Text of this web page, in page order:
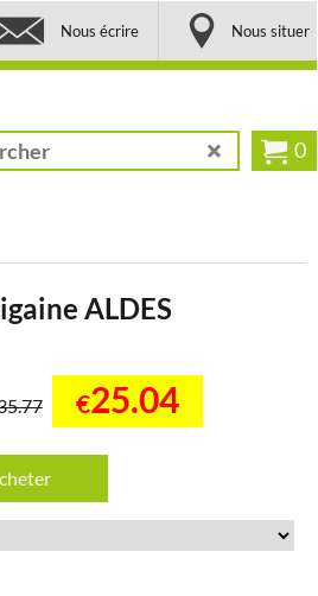
Nous écrire Nous situer
0
ALDES
€25.04